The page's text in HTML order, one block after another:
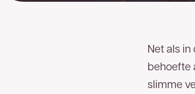
Net als
behoefte
slimme